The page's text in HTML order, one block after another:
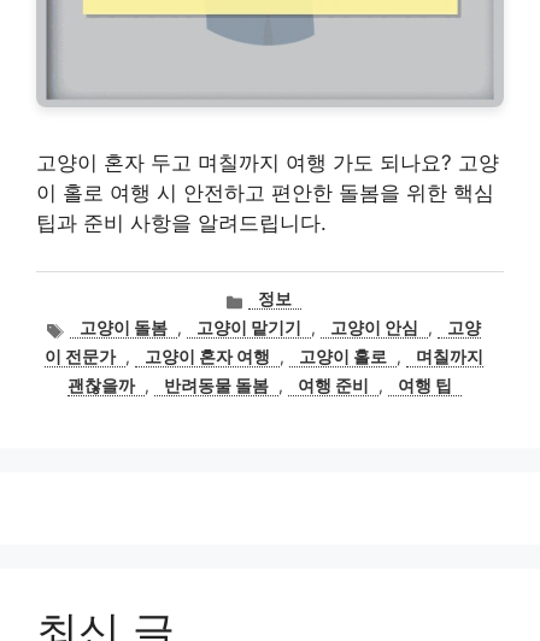
고양이 혼자 두고 며칠까지 여행 가도 되나요? 고양
이 홀로 여행 시 안전하고 편안한 돌봄을 위한 핵심
팁과 준비 사항을 알려드립니다.
카
테
고
리
정보
태
그
고양이 돌봄 , 고양이 맡기기 , 고양이 안심 ,
고양
이 전문가 , 고양이 혼자 여행 , 고양이 홀로 ,
며칠까지
괜찮을까 , 반려동물 돌봄 , 여행 준비 , 여행 팁
최신 글